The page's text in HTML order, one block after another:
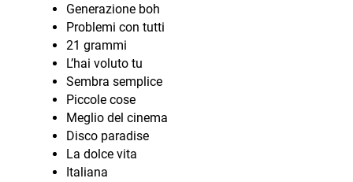
Generazione boh
Problemi con tutti
21 grammi
L’hai voluto tu
Sembra semplice
Piccole cose
Meglio del cinema
Disco paradise
La dolce vita
Italiana